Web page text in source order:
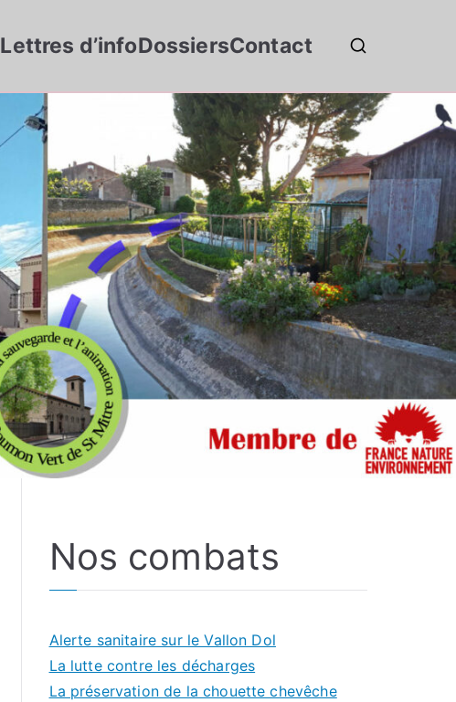
Lettres d’infoDossiersContact
Nos combats
Alerte sanitaire sur le Vallon Dol
La lutte contre les décharges
La préservation de la chouette chevêche